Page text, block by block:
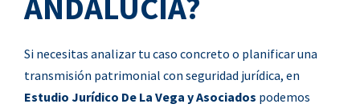
ANDALUCÍA?
Si necesitas analizar tu caso concreto o planificar una
transmisión patrimonial con seguridad jurídica, en
Estudio Jurídico De La Vega y Asociados podemos